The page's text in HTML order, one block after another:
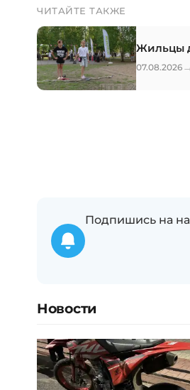
ЧИТАЙТЕ ТАКЖЕ
Жильцы
07.08.2026
Подпишись на
Новости